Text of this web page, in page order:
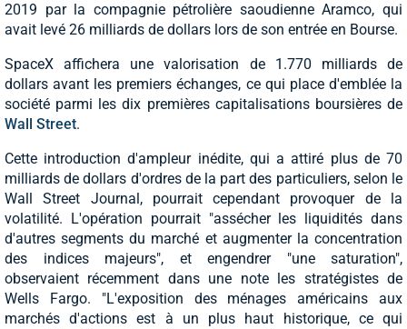
2019 par la compagnie pétrolière saoudienne Aramco, qui
avait levé 26 milliards de dollars lors de son entrée en Bourse.
SpaceX affichera une valorisation de 1.770 milliards de
dollars avant les premiers échanges, ce qui place d'emblée la
société parmi les dix premières capitalisations boursières de
Wall Street.
Cette introduction d'ampleur inédite, qui a attiré plus de 70
milliards de dollars d'ordres de la part des particuliers, selon le
Wall Street Journal, pourrait cependant provoquer de la
volatilité. L'opération pourrait "assécher les liquidités dans
d'autres segments du marché et augmenter la concentration
des indices majeurs", et engendrer "une saturation",
observaient récemment dans une note les stratégistes de
Wells Fargo. "L'exposition des ménages américains aux
marchés d'actions est à un plus haut historique, ce qui